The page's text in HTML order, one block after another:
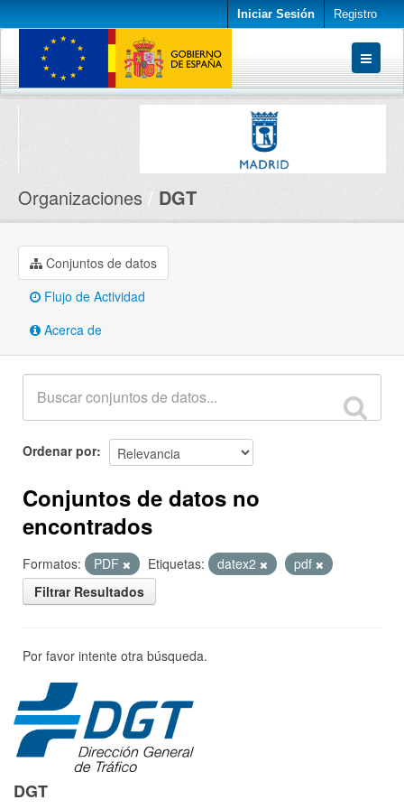
Iniciar Sesión Registro
Conjuntos de datos
Organizaciones DGT
Conjuntos de datos
Flujo de Actividad
Acerca de
Ordenar por
Conjuntos de datos no
encontrados
Formatos: PDF Etiquetas: datex2
pdf
Filtrar Resultados
Por favor intente otra búsqueda.
DGT